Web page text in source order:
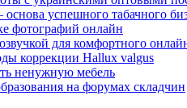
успешного табачного
фотографий онлайн
для комфортного
коррекции Hallux valgus
ненужную мебель
на форумах складчин